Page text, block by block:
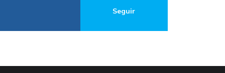
Seguir